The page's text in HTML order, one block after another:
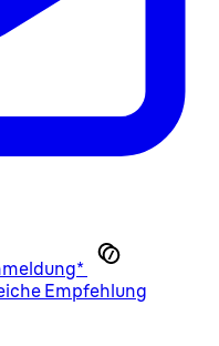
Empfehlung